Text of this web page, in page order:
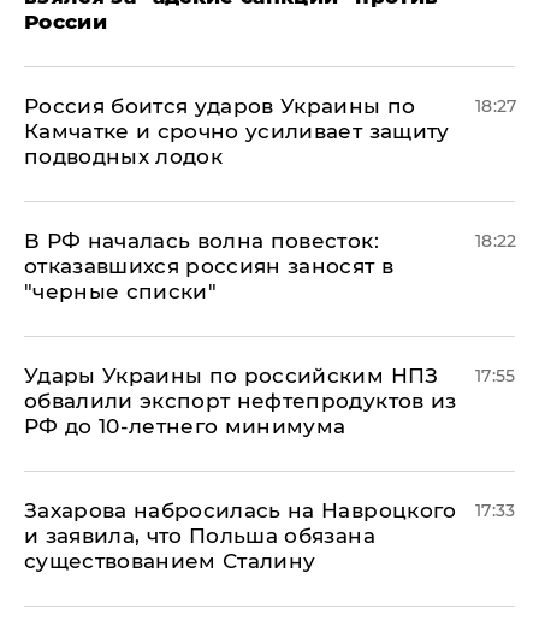
России
Россия боится ударов Украины по
Камчатке и срочно усиливает защиту
подводных лодок
18:27
​В РФ началась волна повесток:
отказавшихся россиян заносят в
"черные списки"
18:22
Удары Украины по российским НПЗ
обвалили экспорт нефтепродуктов из
РФ до 10-летнего минимума
17:55
​Захарова набросилась на Навроцкого
и заявила, что Польша обязана
существованием Сталину
17:33